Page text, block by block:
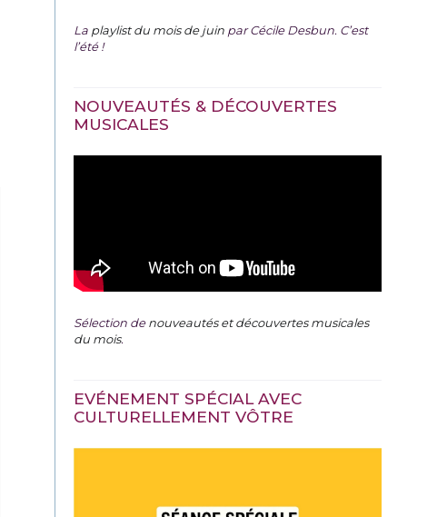
La playlist du mois de juin par Cécile Desbun. C’est
l’été !
NOUVEAUTÉS & DÉCOUVERTES
MUSICALES
Sélection denouveautés et découvertes musicales
du mois.
EVÉNEMENT SPÉCIAL AVEC
CULTURELLEMENT VÔTRE